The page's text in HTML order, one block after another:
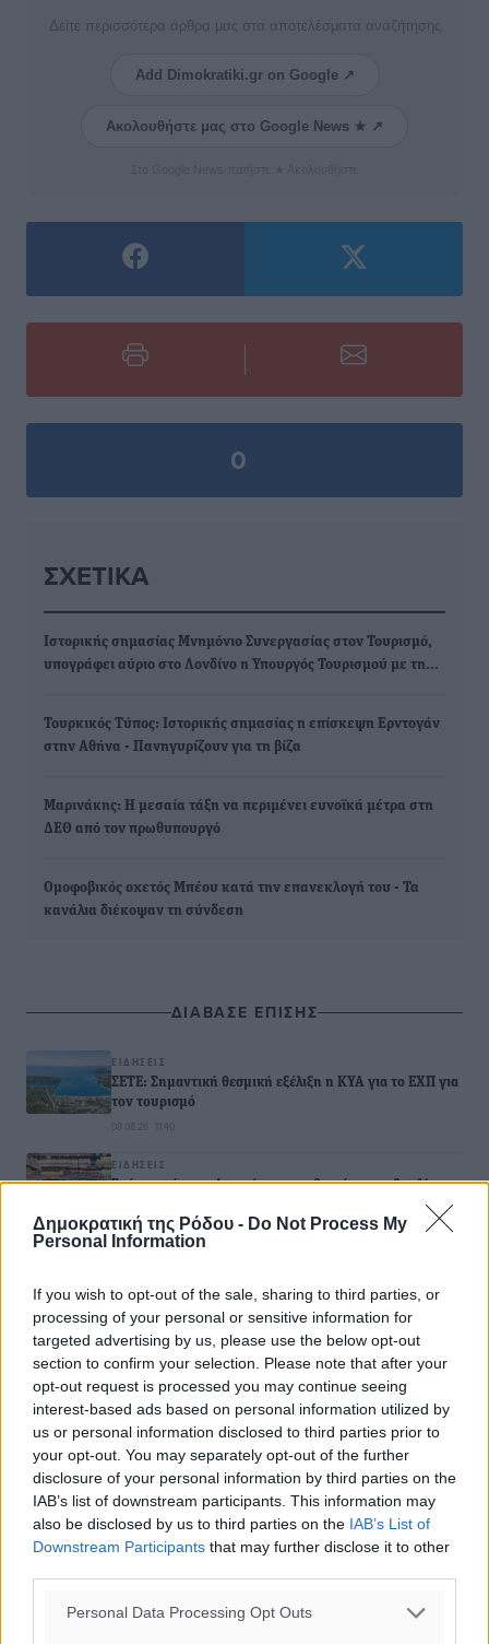
Δημοκρατική της Ρόδου - Do Not Process My
Personal Information
If you wish to opt-out of the sale, sharing to third parties, or
processing of your personal or sensitive information for
targeted advertising by us, please use the below opt-out
section to confirm your selection. Please note that after your
opt-out request is processed you may continue seeing
interest-based ads based on personal information utilized by
us or personal information disclosed to third parties prior to
your opt-out. You may separately opt-out of the further
disclosure of your personal information by third parties on the
IAB’s list of downstream participants. This information may
also be disclosed by us to third parties on the IAB’s List of
Downstream Participants that may further disclose it to other
Personal Data Processing Opt Outs
Δείτε περισσότερα άρθρα μας στα αποτελέσματα αναζήτησης
Add Dimokratiki.gr on Google ↗
Ακολουθήστε μας στο Google News ★ ↗
0
ΣΧΕΤΙΚΆ
Ιστορικής σημασίας Μνημόνιο Συνεργασίας στον Τουρισμό,
υπογράφει αύριο στο Λονδίνο η Υπουργός Τουρισμού με τη…
Τουρκικός Τύπος: Ιστορικής σημασίας η επίσκεψη Ερντογάν
στην Αθήνα - Πανηγυρίζουν για τη βίζα
Μαρινάκης: Η μεσαία τάξη να περιμένει ευνοϊκά μέτρα στη
ΔΕΘ από τον πρωθυπουργό
Ομοφοβικός οχετός Μπέου κατά την επανεκλογή του - Τα
κανάλια διέκοψαν τη σύνδεση
ΔΙΑΒΑΣΕ ΕΠΙΣΗΣ
ΕΙΔΉΣΕΙΣ
ΣΕΤΕ: Σημαντική θεσμική εξέλιξη η ΚΥΑ για το ΕΧΠ για
τον τουρισμό
08.08.26 · 11:40
ΕΙΔΉΣΕΙΣ
Σούπερ μάρκετ: Διευρύνεται η εθνική πρωτοβουλία για
08.08.26 · 11:20
15 Αυγούστου 2026: Πώς θα πληρωθούν όσοι
εργαστούν την αργία – Τι ισχύει για πενθήμερο,
εξαήμερο και άδειες
08.08.26 · 11:15
Σχολιασμός Άρθρου
Τα σχόλια εκφράζουν αποκλειστικά τον εκάστοτε
σχολιαστή. Η Δημοκρατική δεν υιοθετεί αυτές τις
απόψεις. Διατηρούμε το δικαίωμα να διαγράψουμε όποια
σχόλια θεωρούμε προσβλητικά ή περιέχουν ύβρεις, χωρίς
καμμία προειδοποίηση. Χρήστες που δεν τηρούν τους
όρους χρήσης αποκλείονται.